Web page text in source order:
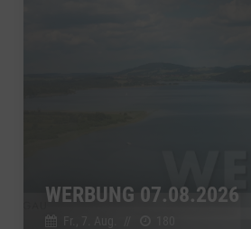
WERBUNG 07.08.2026